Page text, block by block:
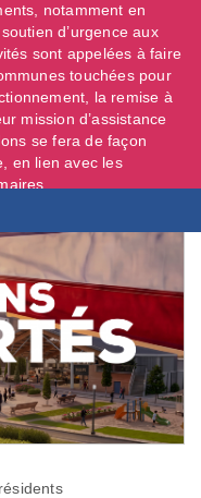
notamment en
d’urgence aux
sont appelées à faire
touchées pour
la remise à
mission d’assistance
se fera de façon
en lien avec les
...